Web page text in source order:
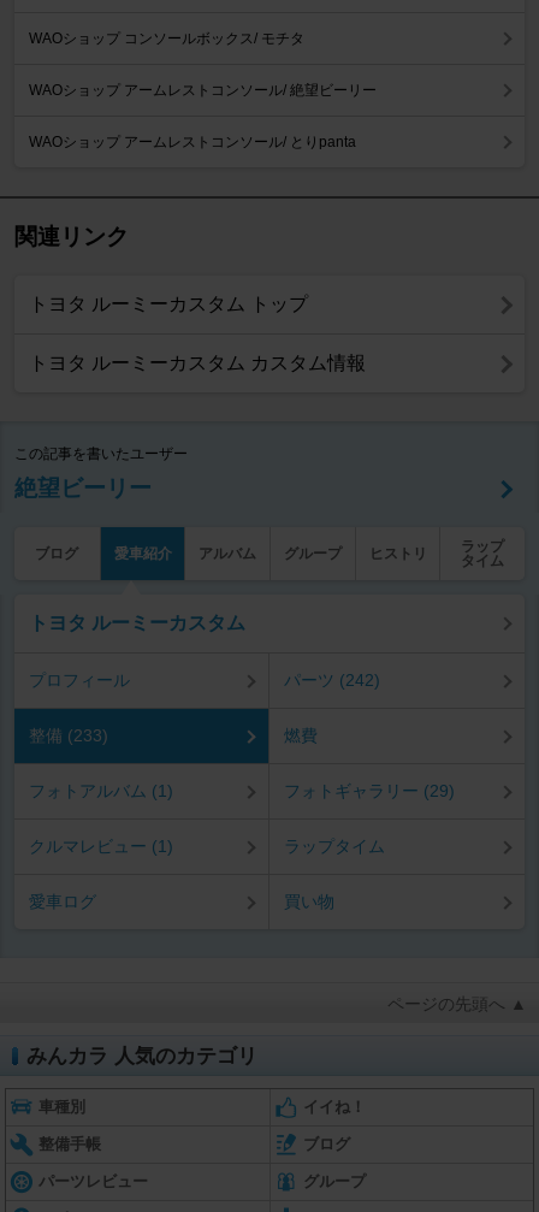
WAOショップ コンソールボックス/ モチタ
WAOショップ アームレストコンソール/ 絶望ビーリー
WAOショップ アームレストコンソール/ とりpanta
関連リンク
トヨタ ルーミーカスタム トップ
トヨタ ルーミーカスタム カスタム情報
この記事を書いたユーザー
絶望ビーリー
ブログ 愛車紹介 アルバム グループ ヒストリ
ラップ
タイム
トヨタ ルーミーカスタム
プロフィール パーツ (242)
整備 (233) 燃費
フォトアルバム (1) フォトギャラリー (29)
クルマレビュー (1) ラップタイム
愛車ログ 買い物
ページの先頭へ ▲
みんカラ 人気のカテゴリ
車種別 イイね！
整備手帳 ブログ
パーツレビュー グループ